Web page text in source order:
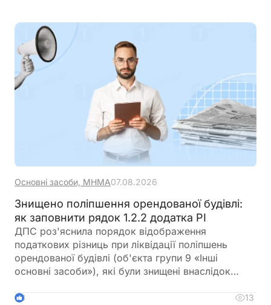
Основні засоби, МНМА07.08.2026
Знищено поліпшення орендованої будівлі:
як заповнити рядок 1.2.2 додатка РІ
ДПС роз'яснила порядок відображення
податкових різниць при ліквідації поліпшень
орендованої будівлі (об'єкта групи 9 «Інші
основні засоби»), які були знищені внаслідок
3
13